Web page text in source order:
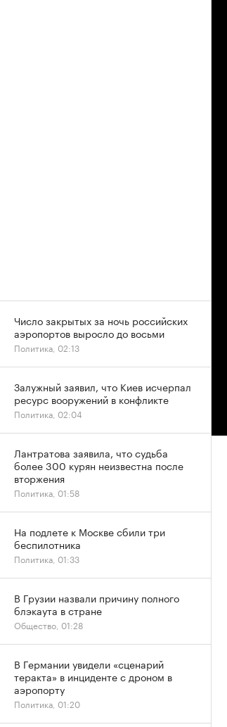
Число закрытых за ночь российских
аэропортов выросло до восьми
Политика, 02:13
Залужный заявил, что Киев исчерпал
ресурс вооружений в конфликте
Политика, 02:04
Лантратова заявила, что судьба
более 300 курян неизвестна после
вторжения
Политика, 01:58
На подлете к Москве сбили три
беспилотника
Политика, 01:33
В Грузии назвали причину полного
блэкаута в стране
Общество, 01:28
В Германии увидели «сценарий
теракта» в инциденте с дроном в
аэропорту
Политика, 01:20